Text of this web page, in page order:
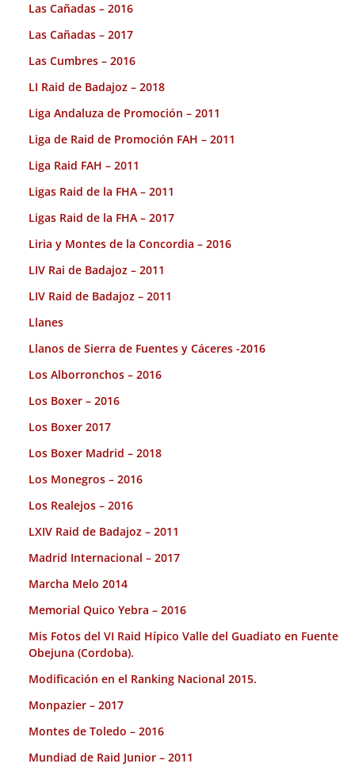
Las Cañadas – 2016
Las Cañadas – 2017
Las Cumbres – 2016
LI Raid de Badajoz – 2018
Liga Andaluza de Promoción – 2011
Liga de Raid de Promoción FAH – 2011
Liga Raid FAH – 2011
Ligas Raid de la FHA – 2011
Ligas Raid de la FHA – 2017
Liria y Montes de la Concordia – 2016
LIV Rai de Badajoz – 2011
LIV Raid de Badajoz – 2011
Llanes
Llanos de Sierra de Fuentes y Cáceres -2016
Los Alborronchos – 2016
Los Boxer – 2016
Los Boxer 2017
Los Boxer Madrid – 2018
Los Monegros – 2016
Los Realejos – 2016
LXIV Raid de Badajoz – 2011
Madrid Internacional – 2017
Marcha Melo 2014
Memorial Quico Yebra – 2016
Mis Fotos del VI Raid Hípico Valle del Guadiato en Fuente
Obejuna (Cordoba).
Modificación en el Ranking Nacional 2015.
Monpazier – 2017
Montes de Toledo – 2016
Mundiad de Raid Junior – 2011